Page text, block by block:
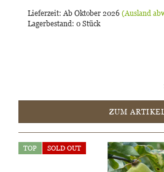
Lieferzeit: Ab Oktober 2026 (Ausland
Lagerbestand: 0 Stück
ZUM
TOP SOLD OUT